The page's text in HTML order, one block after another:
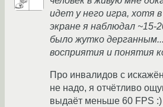
идет у него игра, хотя
экране я наблюдал ~15-
было жутко
восприятия и понятия
Про инвалидов с
не надо, я отчётливо
выдаёт меньше 60 FPS :)